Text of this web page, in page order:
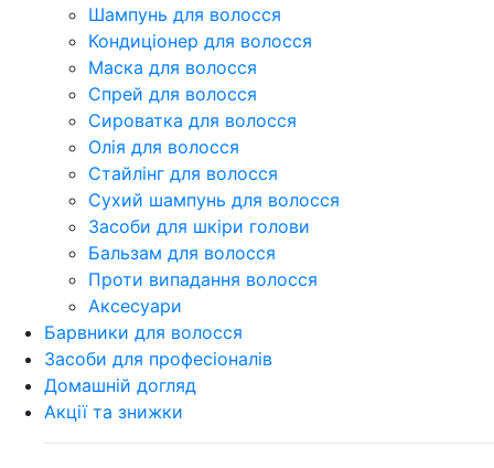
Шампунь для волосся
Кондиціонер для волосся
Маска для волосся
Спрей для волосся
Сироватка для волосся
Олія для волосся
Стайлінг для волосся
Сухий шампунь для волосся
Засоби для шкіри голови
Бальзам для волосся
Проти випадання волосся
Аксесуари
Барвники для волосся
Засоби для професіоналів
Домашній догляд
Акції та знижки